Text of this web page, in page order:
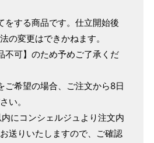
～100cm
4尺3寸
～98cm
～105cm
167cm
169cm
4尺4寸5分
をする商品です。仕立開始後
の変更はできかねます。
不可】のため予めご了承くだ
ご希望の場合、ご注文から8日
い。
にコンシェルジュより注文内
送りいたしますので、ご確認